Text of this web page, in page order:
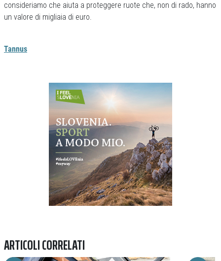
consideriamo che aiuta a proteggere ruote che, non di rado, hanno
un valore di migliaia di euro.
Tannus
Previous
ARTICOLI CORRELATI